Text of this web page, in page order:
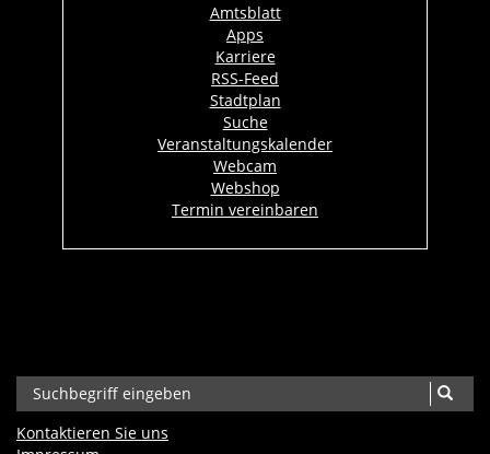
Amtsblatt
Apps
Karriere
RSS-Feed
Stadtplan
Suche
Veranstaltungskalender
Webcam
Webshop
Termin vereinbaren
Kontaktieren Sie uns